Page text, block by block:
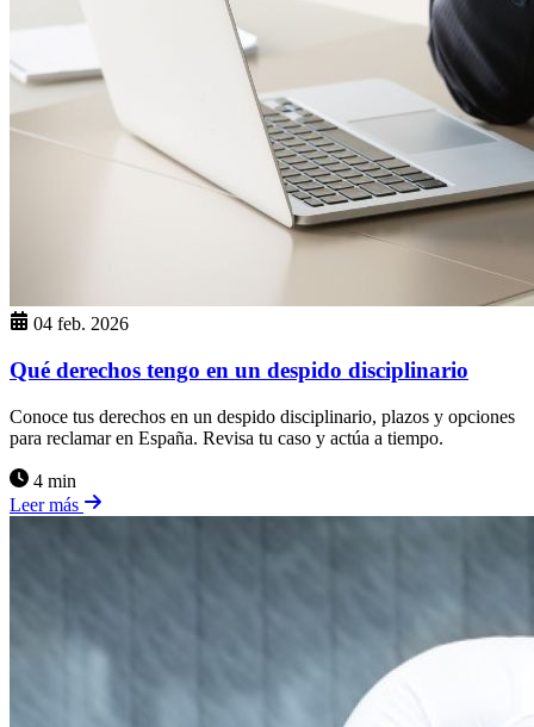
04 feb. 2026
Qué derechos tengo en un despido disciplinario
Conoce tus derechos en un despido disciplinario, plazos y opciones
para reclamar en España. Revisa tu caso y actúa a tiempo.
4 min
Leer más